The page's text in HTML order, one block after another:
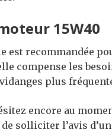
15W40
est recommandée
compense les
plus
encore au
solliciter l’avis